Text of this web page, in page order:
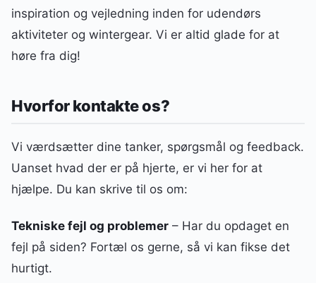
inspiration og vejledning inden for udendørs
aktiviteter og wintergear. Vi er altid glade for at
høre fra dig!
Hvorfor kontakte os?
Vi værdsætter dine tanker, spørgsmål og feedback.
Uanset hvad der er på hjerte, er vi her for at
hjælpe. Du kan skrive til os om:
Tekniske fejl og problemer – Har du opdaget en
fejl på siden? Fortæl os gerne, så vi kan fikse det
hurtigt.